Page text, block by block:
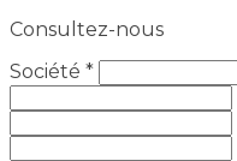
Consultez-nous
Société *